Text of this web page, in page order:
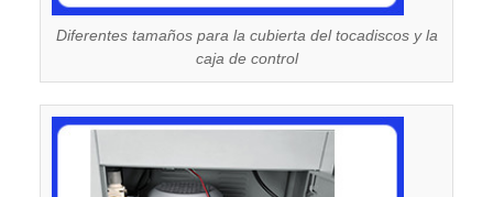
Diferentes tamaños para la cubierta del tocadiscos y la
caja de control